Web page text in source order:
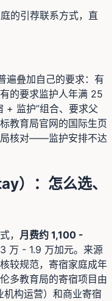
的引荐联系方式，直
遍叠加自己的要求：有
的要求监护人年满 25
+ 监护”组合、要求父
教育局官网的国际生页
核对——监护安排不达
）：怎么选、
， 月费约 1,100 -
万 - 1.9 万加元。来源
较规范，寄宿家庭成年
多教育局的寄宿项目由
构运营）和商业寄宿